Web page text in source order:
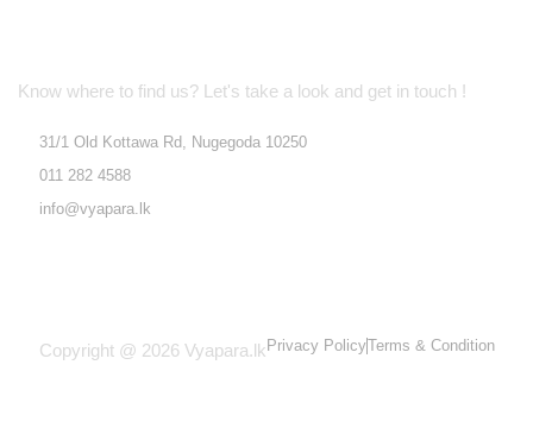
Know where to find us? Let's take a look and get in touch !
31/1 Old Kottawa Rd, Nugegoda 10250
011 282 4588
info@vyapara.lk
Copyright @ 2026 Vyapara.lk Privacy PolicyTerms & Condition